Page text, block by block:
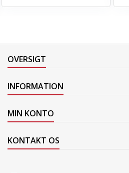
OVERSIGT
INFORMATION
MIN KONTO
KONTAKT OS